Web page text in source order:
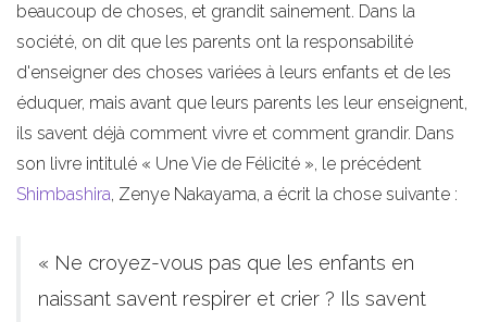
beaucoup de choses, et grandit sainement. Dans la
société, on dit que les parents ont la responsabilité
d'enseigner des choses variées à leurs enfants et de les
éduquer, mais avant que leurs parents les leur enseignent,
ils savent déjà comment vivre et comment grandir. Dans
son livre intitulé « Une Vie de Félicité », le précédent
Shimbashira, Zenye Nakayama, a écrit la chose suivante :
« Ne croyez-vous pas que les enfants en
naissant savent respirer et crier ? Ils savent